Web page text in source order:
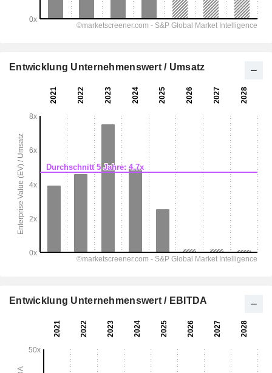
Entwicklung Unternehmenswert / Umsatz
Entwicklung Unternehmenswert / EBITDA